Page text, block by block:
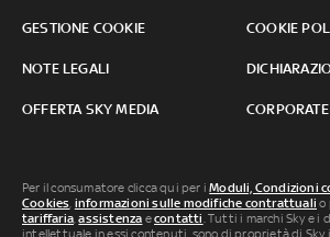
GESTIONE COOKIE COOKIE
NOTE LEGALI
OFFERTA SKY MEDIA CORPORATE
Per il consumatore clicca qui per iModuli, Condizioni
Cookies, informazioni sulle modifiche contrattuali o
tariffaria,assistenza econtatti. Tutti i marchi Sky e